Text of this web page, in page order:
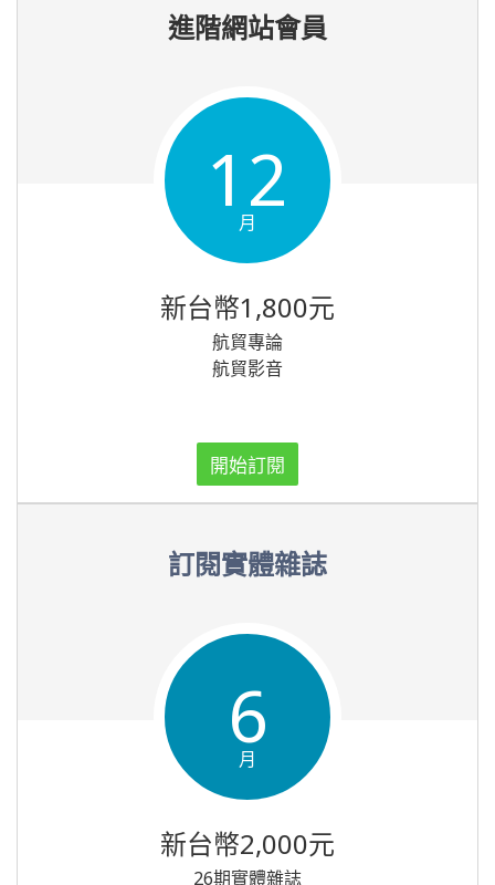
進階網站會員
12
月
新台幣1,800元
航貿專論
航貿影音
開始訂閱
訂閱實體雜誌
6
月
新台幣2,000元
26期實體雜誌